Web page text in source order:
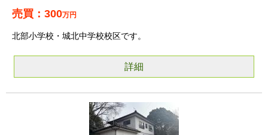
300万円
北部小学校・城北中学校校区です。
詳細